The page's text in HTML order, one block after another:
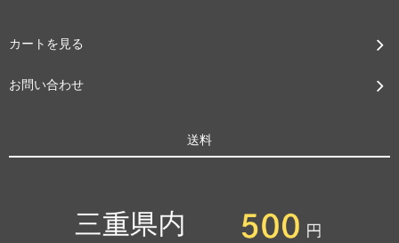
カートを見る
お問い合わせ
送料